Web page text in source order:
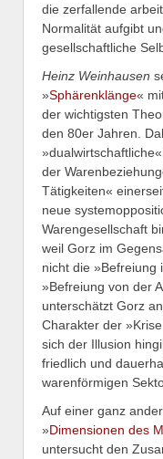
die zerfallende
Normalität aufgibt
gesellschaftliche
Heinz Weinhausen
»Sphärenklänge«
der wichtigsten
den 80er Jahren.
der
Tätigkeiten«
neue
Warengesellschaft
weil Gorz im
nicht die »Befreiung
»Befreiung von der
unterschätzt Gorz
Charakter der
sich der Illusion
friedlich und
warenförmigen
Auf einer ganz
»Dimensionen des
untersucht den